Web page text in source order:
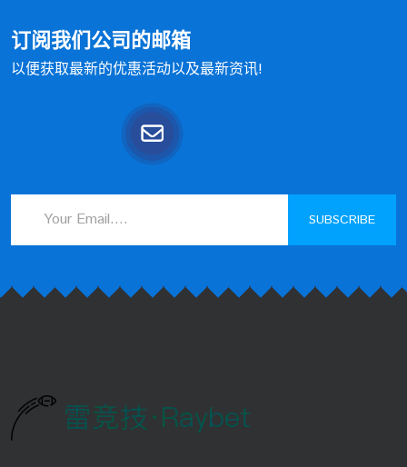
订阅我们公司的邮箱
以便获取最新的优惠活动以及最新资讯!
SUBSCRIBE